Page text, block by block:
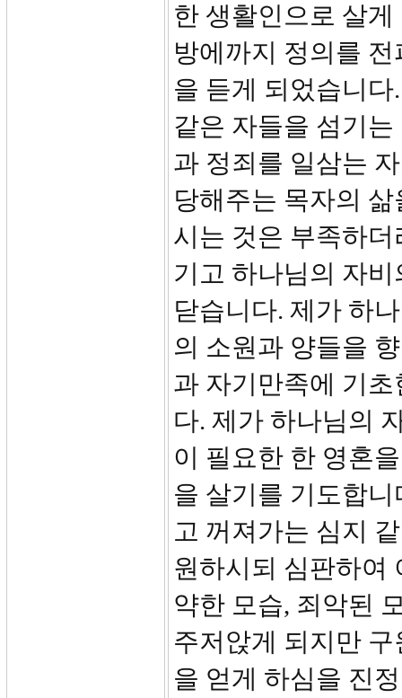
한 생활인으로 살
방에까지 정의를
을 듣게 되었습니
같은 자들을 섬기
과 정죄를 일삼는
당해주는 목자의
시는 것은 부족하
기고 하나님의 자
닫습니다. 제가 하
의 소원과 양들을
과 자기만족에 기
다. 제가 하나님의
이 필요한 한 영혼
을 살기를 기도합
고 꺼져가는 심지
원하시되 심판하여
약한 모습, 죄악된
주저앉게 되지만
을 얻게 하심을 진